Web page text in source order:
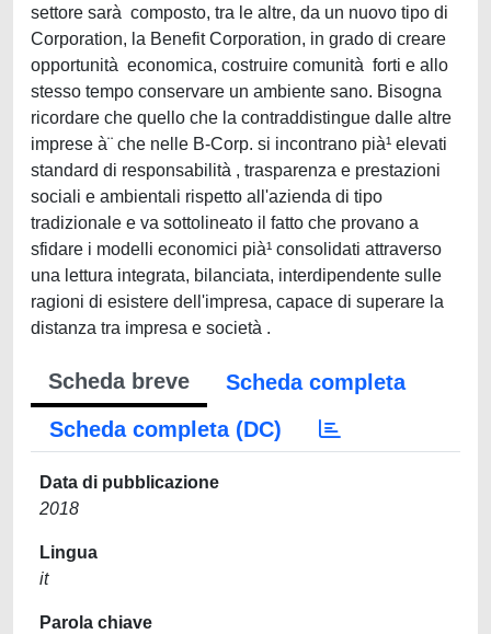
settore sarà composto, tra le altre, da un nuovo tipo di
Corporation, la Benefit Corporation, in grado di creare
opportunità economica, costruire comunità forti e allo
stesso tempo conservare un ambiente sano. Bisogna
ricordare che quello che la contraddistingue dalle altre
imprese à¨ che nelle B-Corp. si incontrano pià¹ elevati
standard di responsabilità , trasparenza e prestazioni
sociali e ambientali rispetto all'azienda di tipo
tradizionale e va sottolineato il fatto che provano a
sfidare i modelli economici pià¹ consolidati attraverso
una lettura integrata, bilanciata, interdipendente sulle
ragioni di esistere dell'impresa, capace di superare la
distanza tra impresa e società .
Scheda breve
Scheda completa
Scheda completa (DC)
Data di pubblicazione
2018
Lingua
it
Parola chiave